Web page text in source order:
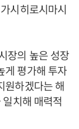
시히로시마시
장의 높은 성장
게 평가해 투자
원하겠다는 해
치해 매력적